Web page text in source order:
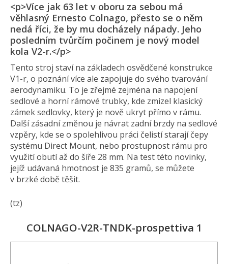
<p>Více jak 63 let v oboru za sebou má
věhlasný Ernesto Colnago, přesto se o něm
nedá říci, že by mu docházely nápady. Jeho
posledním tvůrčím počinem je nový model
kola V2-r.</p>
Tento stroj staví na základech osvědčené konstrukce
V1-r, o poznání více ale zapojuje do svého tvarování
aerodynamiku. To je zřejmé zejména na napojení
sedlové a horní rámové trubky, kde zmizel klasický
zámek sedlovky, který je nově ukryt přímo v rámu.
Další zásadní změnou je návrat zadní brzdy na sedlové
vzpěry, kde se o spolehlivou práci čelistí starají čepy
systému Direct Mount, nebo prostupnost rámu pro
využití obutí až do šíře 28 mm. Na test této novinky,
jejíž udávaná hmotnost je 835 gramů, se můžete
v brzké době těšit.
(tz)
COLNAGO-V2R-TNDK-prospettiva 1